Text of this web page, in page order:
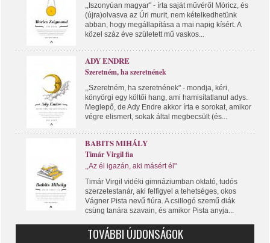
,,Iszonyúan magyar" - írta saját művéről Móricz, és
(újra)olvasva az Úri murit, nem kételkedhetünk
abban, hogy megállapítása a mai napig kísért. A
közel száz éve született mű vaskos...
ADY ENDRE
Szeretném, ha szeretnének
,,Szeretném, ha szeretnének" - mondja, kéri,
könyörgi egy költői hang, ami hamisítatlanul adys.
Meglepő, de Ady Endre akkor írta e sorokat, amikor
végre elismert, sokak által megbecsült (és...
BABITS MIHÁLY
Timár Virgil fia
,,Az él igazán, aki másért él"
Timár Virgil vidéki gimnáziumban oktató, tudós
szerzetestanár, aki felfigyel a tehetséges, okos
Vágner Pista nevű fiúra. A csillogó szemű diák
csüng tanára szavain, és amikor Pista anyja...
TOVÁBBI ÚJDONSÁGOK